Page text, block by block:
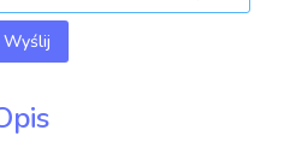
Wyślij